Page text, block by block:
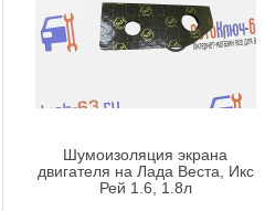
Шумоизоляция экрана
двигателя на Лада Веста, Икс
Рей 1.6, 1.8л